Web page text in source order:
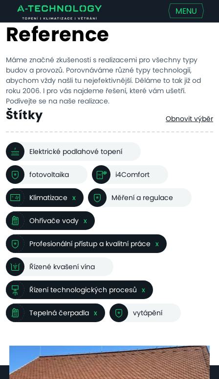
MENU
Reference
Máme značné zkušenosti s realizacemi pro všechny typy
budov a provozů. Porovnáváme různé typy technologií,
abychom vždy našli tu nejefektivnější. Děláme to tak již od
roku 2006. I pro vás najdeme řešení, které vám ušetří.
Podívejte se na naše realizace.
Štítky Obnovit výběr
Elektrické podlahové topení
fotovoltaika i4Comfort
Klimatizace x Měření a regulace
Ohřívače vody x
Profesionální přístup a kvalitní práce x
Řízené kvašení vína
Řízení technologických procesů x
Tepelná čerpadla x vytápění